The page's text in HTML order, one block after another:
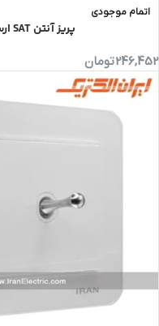
اتمام موجودی
پریز آنتن SAT ارس کرم
246,452تومان